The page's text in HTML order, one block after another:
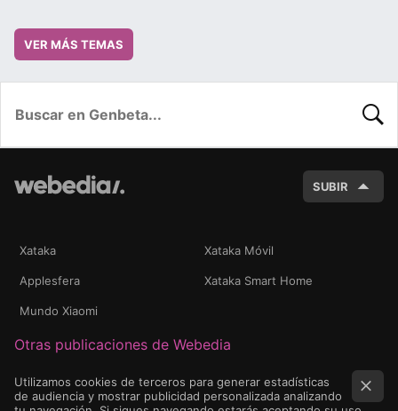
VER MÁS TEMAS
SUBIR
Xataka Xataka Móvil
Applesfera Xataka Smart Home
Mundo Xiaomi
Otras publicaciones de Webedia
Utilizamos cookies de terceros para generar estadísticas
de audiencia y mostrar publicidad personalizada analizando